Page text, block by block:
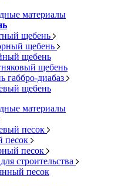
материалы
щебень
щебень
щебень
щебень
габбро-диабаз
щебень
материалы
песок
песок
песок
строительства
песок